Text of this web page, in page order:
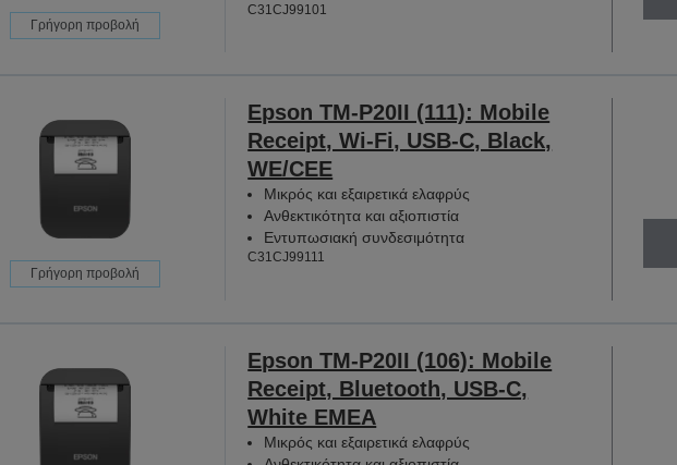
Γρήγορη προβολή
C31CJ99101
Γρήγορη προβολή
Epson TM-P20II (111): Mobile
Receipt, Wi-Fi, USB-C, Black,
WE/CEE
Μικρός και εξαιρετικά ελαφρύς
Ανθεκτικότητα και αξιοπιστία
Εντυπωσιακή συνδεσιμότητα
C31CJ99111
Epson TM-P20II (106): Mobile
Receipt, Bluetooth, USB-C,
White EMEA
Μικρός και εξαιρετικά ελαφρύς